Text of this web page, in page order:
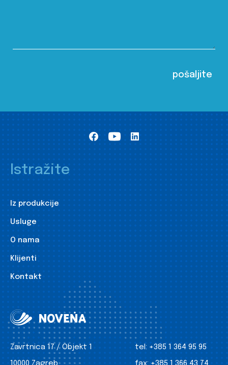
Istražite
Iz produkcije
Usluge
O nama
Klijenti
Kontakt
Zavrtnica 17 / Objekt 1
tel: +385 1 364 95 95